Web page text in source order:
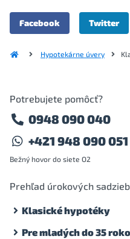
Facebook Twitter
Hypotekárne úvery
Potrebujete pomôcť?
0948 090 040
+421 948 090 051
Bežný hovor do siete O2
Prehľad úrokových sadzieb
Klasické hypotéky
Pre mladých do 35